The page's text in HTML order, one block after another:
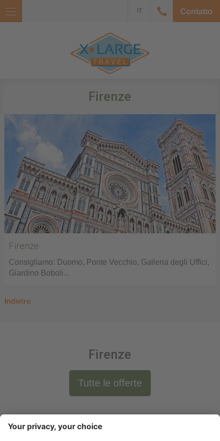
Contatto
IT
Firenze
Firenze
Consigliamo: Duomo, Ponte Vecchio, Galleria degli Uffici,
Giardino Boboli...
Indietro
Firenze
Tutte le offerte
Newsletter